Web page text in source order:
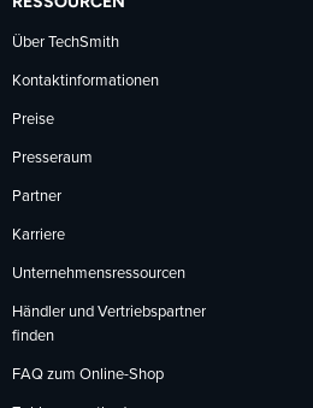
Über TechSmith
Kontaktinformationen
Preise
Presseraum
Partner
Karriere
Unternehmensressourcen
Händler und Vertriebspartner
finden
FAQ zum Online-Shop